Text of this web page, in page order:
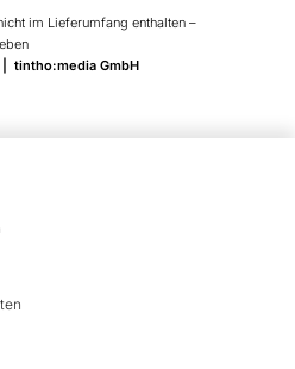
im Lieferumfang enthalten –
tintho:media GmbH